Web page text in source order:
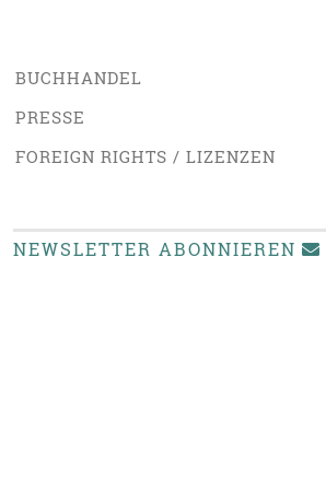
BUCHHANDEL
PRESSE
FOREIGN RIGHTS / LIZENZEN
NEWSLETTER ABONNIEREN